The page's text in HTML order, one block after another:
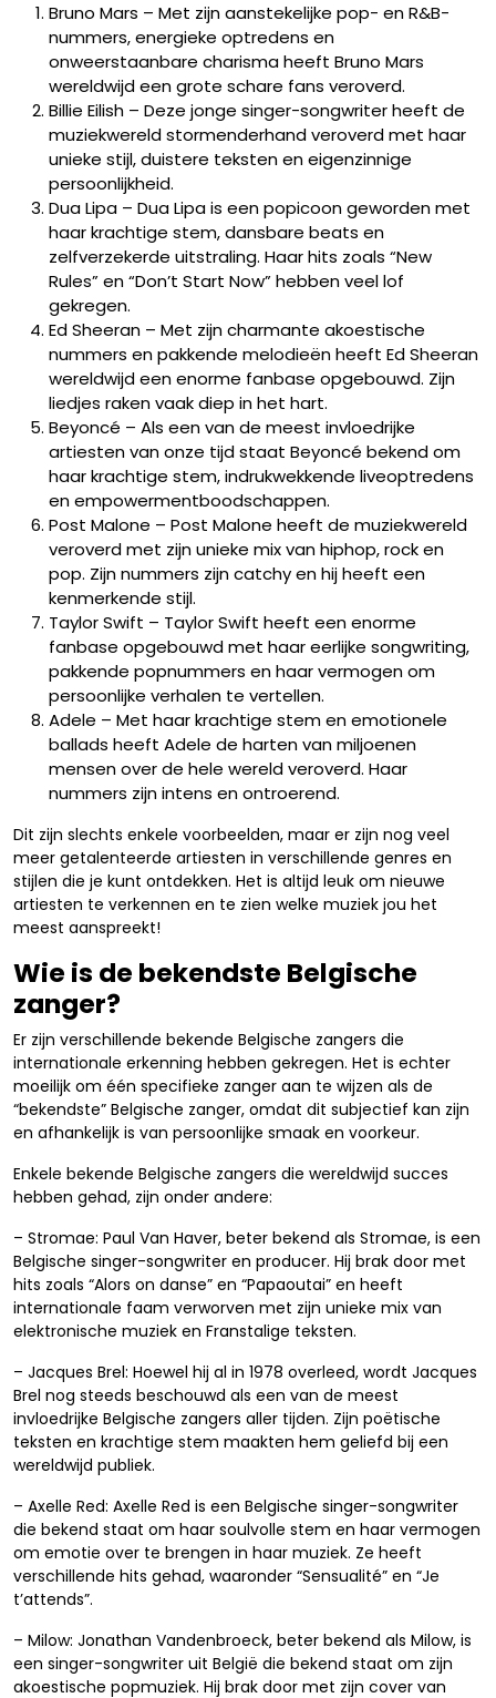
Bruno Mars – Met zijn aanstekelijke pop- en R&B-
nummers, energieke optredens en
onweerstaanbare charisma heeft Bruno Mars
wereldwijd een grote schare fans veroverd.
Billie Eilish – Deze jonge singer-songwriter heeft de
muziekwereld stormenderhand veroverd met haar
unieke stijl, duistere teksten en eigenzinnige
persoonlijkheid.
Dua Lipa – Dua Lipa is een popicoon geworden met
haar krachtige stem, dansbare beats en
zelfverzekerde uitstraling. Haar hits zoals “New
Rules” en “Don’t Start Now” hebben veel lof
gekregen.
Ed Sheeran – Met zijn charmante akoestische
nummers en pakkende melodieën heeft Ed Sheeran
wereldwijd een enorme fanbase opgebouwd. Zijn
liedjes raken vaak diep in het hart.
Beyoncé – Als een van de meest invloedrijke
artiesten van onze tijd staat Beyoncé bekend om
haar krachtige stem, indrukwekkende liveoptredens
en empowermentboodschappen.
Post Malone – Post Malone heeft de muziekwereld
veroverd met zijn unieke mix van hiphop, rock en
pop. Zijn nummers zijn catchy en hij heeft een
kenmerkende stijl.
Taylor Swift – Taylor Swift heeft een enorme
fanbase opgebouwd met haar eerlijke songwriting,
pakkende popnummers en haar vermogen om
persoonlijke verhalen te vertellen.
Adele – Met haar krachtige stem en emotionele
ballads heeft Adele de harten van miljoenen
mensen over de hele wereld veroverd. Haar
nummers zijn intens en ontroerend.
Dit zijn slechts enkele voorbeelden, maar er zijn nog veel
meer getalenteerde artiesten in verschillende genres en
stijlen die je kunt ontdekken. Het is altijd leuk om nieuwe
artiesten te verkennen en te zien welke muziek jou het
meest aanspreekt!
Wie is de bekendste Belgische
zanger?
Er zijn verschillende bekende Belgische zangers die
internationale erkenning hebben gekregen. Het is echter
moeilijk om één specifieke zanger aan te wijzen als de
“bekendste” Belgische zanger, omdat dit subjectief kan zijn
en afhankelijk is van persoonlijke smaak en voorkeur.
Enkele bekende Belgische zangers die wereldwijd succes
hebben gehad, zijn onder andere:
– Stromae: Paul Van Haver, beter bekend als Stromae, is een
Belgische singer-songwriter en producer. Hij brak door met
hits zoals “Alors on danse” en “Papaoutai” en heeft
internationale faam verworven met zijn unieke mix van
elektronische muziek en Franstalige teksten.
– Jacques Brel: Hoewel hij al in 1978 overleed, wordt Jacques
Brel nog steeds beschouwd als een van de meest
invloedrijke Belgische zangers aller tijden. Zijn poëtische
teksten en krachtige stem maakten hem geliefd bij een
wereldwijd publiek.
– Axelle Red: Axelle Red is een Belgische singer-songwriter
die bekend staat om haar soulvolle stem en haar vermogen
om emotie over te brengen in haar muziek. Ze heeft
verschillende hits gehad, waaronder “Sensualité” en “Je
t’attends”.
– Milow: Jonathan Vandenbroeck, beter bekend als Milow, is
een singer-songwriter uit België die bekend staat om zijn
akoestische popmuziek. Hij brak door met zijn cover van